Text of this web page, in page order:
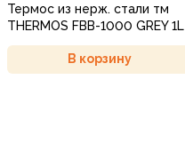
Термос из нерж. стали тм
THERMOS FBB-1000 GREY 1L
В корзину